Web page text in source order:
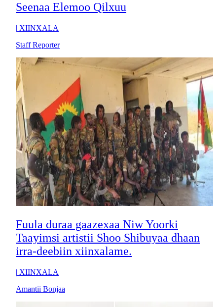
Seenaa Elemoo Qilxuu
| XIINXALA
Staff Reporter
Fuula duraa gaazexaa Niw Yoorki
Taayimsi artistii Shoo Shibuyaa dhaan
irra-deebiin xiinxalame.
| XIINXALA
Amantii Bonjaa